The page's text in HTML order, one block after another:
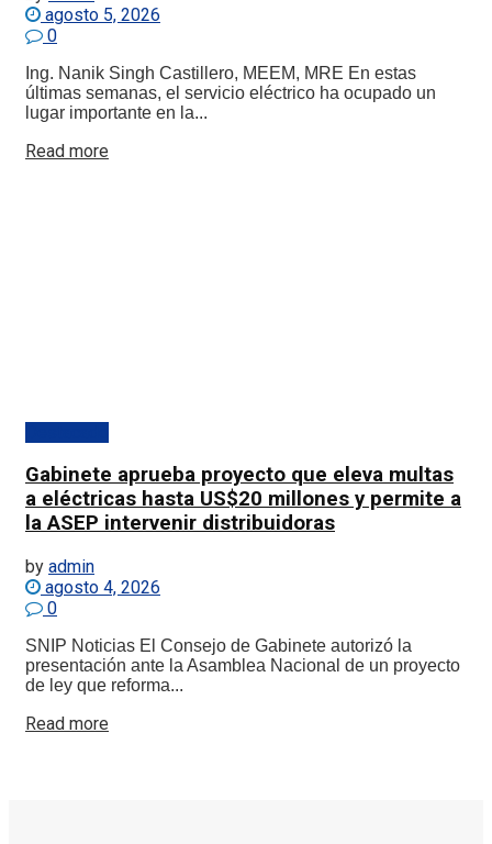
agosto 5, 2026
0
Ing. Nanik Singh Castillero, MEEM, MRE En estas
últimas semanas, el servicio eléctrico ha ocupado un
lugar importante en la...
Read more
Gabinete aprueba proyecto que eleva multas
a eléctricas hasta US$20 millones y permite a
la ASEP intervenir distribuidoras
by admin
agosto 4, 2026
0
SNIP Noticias El Consejo de Gabinete autorizó la
presentación ante la Asamblea Nacional de un proyecto
de ley que reforma...
Read more